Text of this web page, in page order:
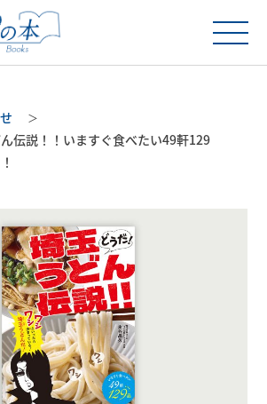
ん伝説！！いますぐ食べたい49軒129